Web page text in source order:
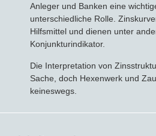
Nachhaltige
Tagesgeld-
Zinsbroker-
Cash
Geldmarkt-
Sparbuch
Ratgeber
Anleger und Banken eine
unterschiedliche Rolle.
Hilfsmittel und dienen unter
Konjunkturindikator.
Die Interpretation von
Sache, doch Hexenwerk und
keineswegs.